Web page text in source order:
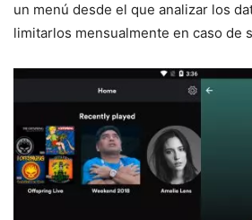
un menú desde el que analizar los
limitarlos mensualmente en caso de